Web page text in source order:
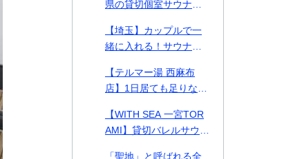
設も紹介！
県の貸切個室サウナ・
すすめ14選！カップル
や男女で使える施設も
紹介
【埼玉】カップルで一
緒に入れる！サウナデ
紹介！
【テルマー湯 西麻布
店】1日居ても足りない
をとっても高クオリテ
ィな西麻布テルマー湯
を徹底解剖！
【WITH SEA 一宮TOR
AMI】貸切バレルサウナ
「聖地」と呼ばれる全